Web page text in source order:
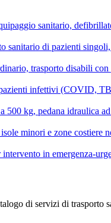
sanitario,
sanitario di pazienti
trasporto disabili
infettivi (COVID,
kg, pedana idraulica
minori e zone
in emergenza-
di servizi di trasporto